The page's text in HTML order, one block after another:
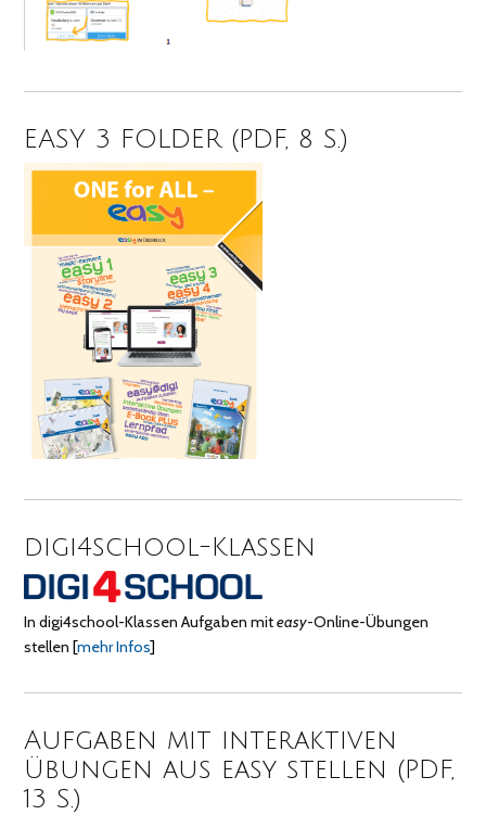
EASY 3 FOLDER (PDF, 8 S.)
digi4school-Klassen
In digi4school-Klassen Aufgaben miteasy-Online-Übungen
stellen [mehr Infos]
Aufgaben mit interaktiven
Übungen aus easy stellen (PDF,
13 S.)